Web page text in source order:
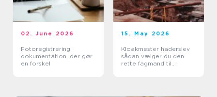
02. June 2026
Fotoregistrering:
dokumentation, der gør
en forskel
15. May 2026
Kloakmester haderslev
sådan vælger du den
rette fagmand til